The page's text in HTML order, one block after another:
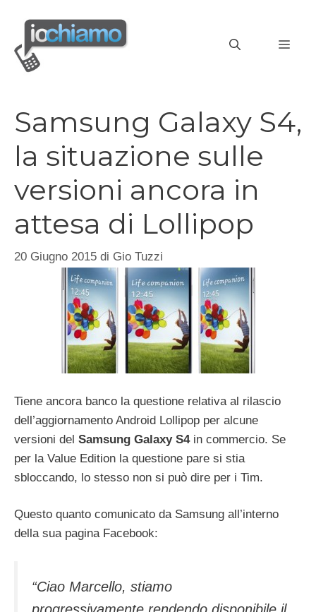
contenuto
Samsung Galaxy S4,
la situazione sulle
versioni ancora in
attesa di Lollipop
20 Giugno 2015 di Gio Tuzzi
Tiene ancora banco la questione relativa al rilascio
dell’aggiornamento Android Lollipop per alcune
versioni del Samsung Galaxy S4in commercio. Se
per la Value Edition la questione pare si stia
sbloccando, lo stesso non si può dire per i Tim.
Questo quanto comunicato da Samsung all’interno
della sua pagina Facebook:
“Ciao Marcello, stiamo